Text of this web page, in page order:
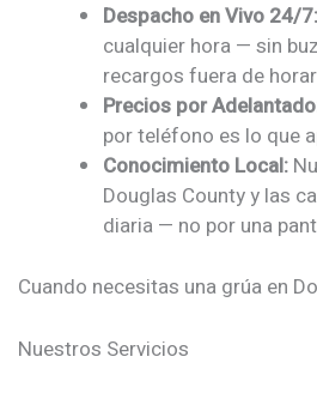
Despacho en Vivo 24/7:
cualquier hora — sin
recargos fuera de
Precios por
por teléfono es lo que
Conocimiento Local:
Douglas County y las
diaria — no por una
Cuando necesitas una grúa en
Nuestros Servicios